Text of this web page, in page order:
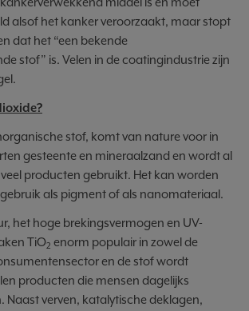
alsof het kanker veroorzaakt, maar stopt
dat het “een bekende
stof” is. Velen in de coatingindustrie zijn
stof, komt van nature voor in
gesteente en mineraalzand en wordt al
producten gebruikt. Het kan worden
als pigment of als nanomateriaal.
het hoge brekingsvermogen en UV-
TiO2 enorm populair in zowel de
en de stof wordt
producten die mensen dagelijks
Naast verven, katalytische deklagen,